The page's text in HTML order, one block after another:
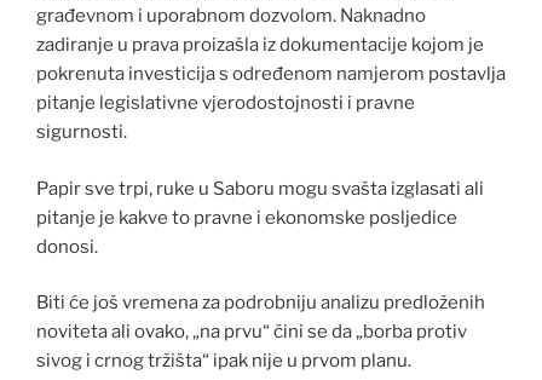
građevnom i uporabnom dozvolom. Naknadno
zadiranje u prava proizašla iz dokumentacije kojom je
pokrenuta investicija s određenom namjerom postavlja
pitanje legislativne vjerodostojnosti i pravne
sigurnosti.
Papir sve trpi, ruke u Saboru mogu svašta izglasati ali
pitanje je kakve to pravne i ekonomske posljedice
donosi.
Biti će još vremena za podrobniju analizu predloženih
noviteta ali ovako, „na prvu“ čini se da „borba protiv
sivog i crnog tržišta“ ipak nije u prvom planu.